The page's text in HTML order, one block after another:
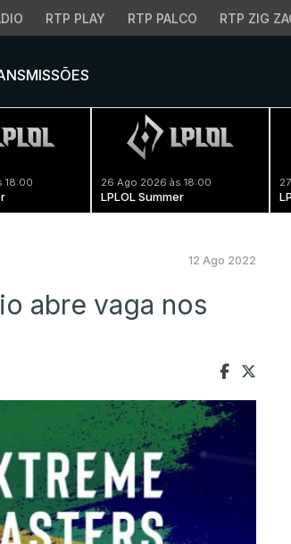
RTP PLAY RTP PALCO RTP ZIG
18:00 26 Ago 2026 às 18:00
LPLOL Summer
12 Ago 2022
abre vaga nos